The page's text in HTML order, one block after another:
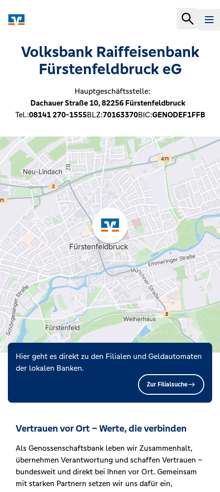
Volksbank Raiffeisenbank
Fürstenfeldbruck eG
Hauptgeschäftsstelle:
Dachauer Straße 10,82256 Fürstenfeldbruck
Tel.:08141 270-1555BLZ:70163370BIC:GENODEF1FFB
Hier geht es direkt zu den Filialen und Geldautomaten
der lokalen Banken.
Zur Filialsuche
Vertrauen vor Ort – Werte, die verbinden
Als Genossenschaftsbank leben wir Zusammenhalt,
übernehmen Verantwortung und schaffen Vertrauen –
bundesweit und direkt bei Ihnen vor Ort. Gemeinsam
mit starken Partnern setzen wir uns dafür ein,